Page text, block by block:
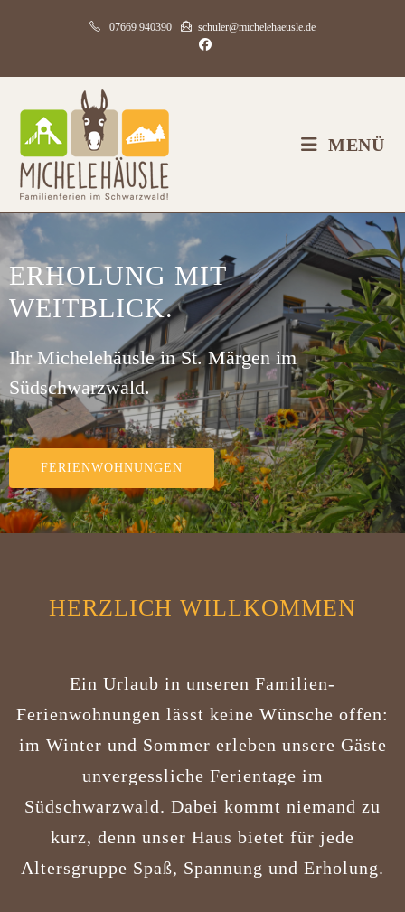
07669 940390 schuler@michelehaeusle.de
MENÜ
ERHOLUNG MIT
WEITBLICK.
Ihr Michelehäusle in St. Märgen im
Südschwarzwald.
FERIENWOHNUNGEN
HERZLICH WILLKOMMEN
Ein Urlaub in unseren Familien-
Ferienwohnungen lässt keine Wünsche offen:
im Winter und Sommer erleben unsere Gäste
unvergessliche Ferientage im
Südschwarzwald. Dabei kommt niemand zu
kurz, denn unser Haus bietet für jede
Altersgruppe Spaß, Spannung und Erholung.